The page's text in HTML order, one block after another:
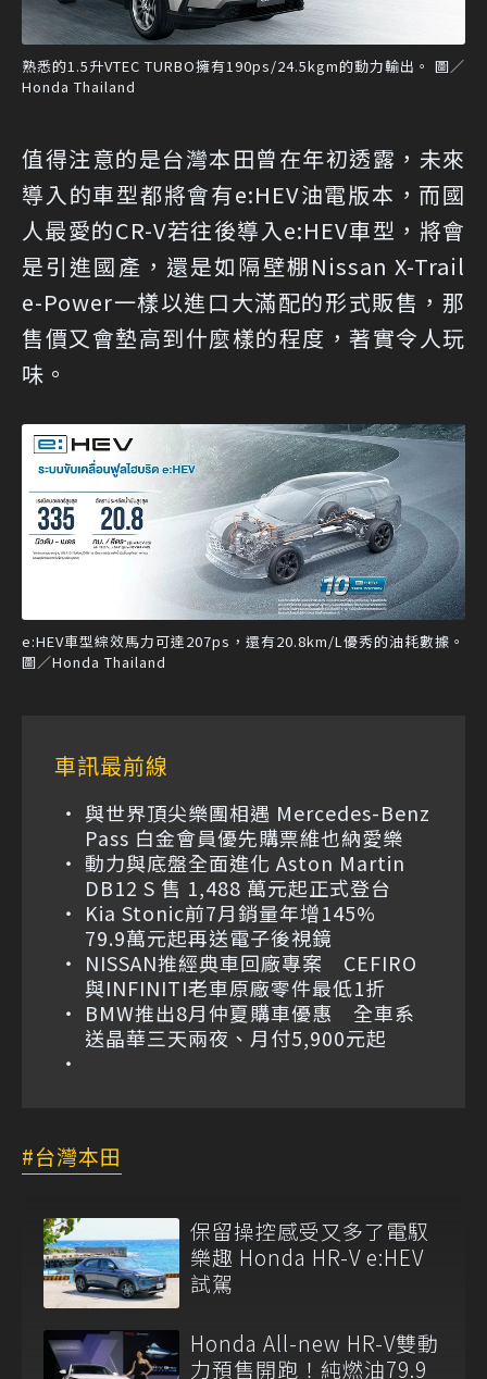
熟悉的1.5升VTEC TURBO擁有190ps/24.5kgm的動力輸出。 圖／
Honda Thailand
值得注意的是台灣本田曾在年初透露，未來
導入的車型都將會有e:HEV油電版本，而國
人最愛的CR-V若往後導入e:HEV車型，將會
是引進國產，還是如隔壁棚Nissan X-Trail
e-Power一樣以進口大滿配的形式販售，那
售價又會墊高到什麼樣的程度，著實令人玩
味。
e:HEV車型綜效馬力可達207ps，還有20.8km/L優秀的油耗數據。
圖／Honda Thailand
車訊最前線
與世界頂尖樂團相遇 Mercedes-Benz
Pass 白金會員優先購票維也納愛樂
動力與底盤全面進化 Aston Martin
DB12 S 售 1,488 萬元起正式登台
Kia Stonic前7月銷量年增145%
79.9萬元起再送電子後視鏡
NISSAN推經典車回廠專案 CEFIRO
與INFINITI老車原廠零件最低1折
BMW推出8月仲夏購車優惠 全車系
送晶華三天兩夜、月付5,900元起
台灣本田
保留操控感受又多了電馭
樂趣 Honda HR-V e:HEV
試駕
Honda All-new HR-V雙動
力預售開跑！純燃油79.9